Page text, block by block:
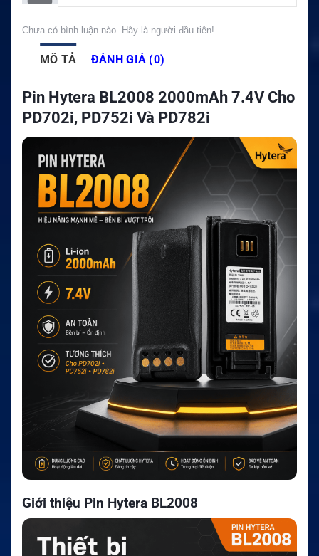
Chưa có bình luận nào. Hãy là người đầu tiên!
MÔ TẢ ĐÁNH GIÁ (0)
Pin Hytera BL2008 2000mAh 7.4V Cho
PD702i, PD752i Và PD782i
Giới thiệu Pin Hytera BL2008